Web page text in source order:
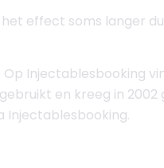
effect soms langer
Injectablesbooking
en kreeg in 2002
Injectablesbooking.